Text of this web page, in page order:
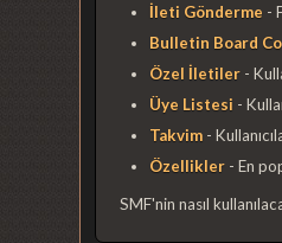
İleti Gönderme -
Bulletin Board
Özel İletiler -
Üye Listesi -
Takvim -
Özellikler - En
SMF'nin nasıl